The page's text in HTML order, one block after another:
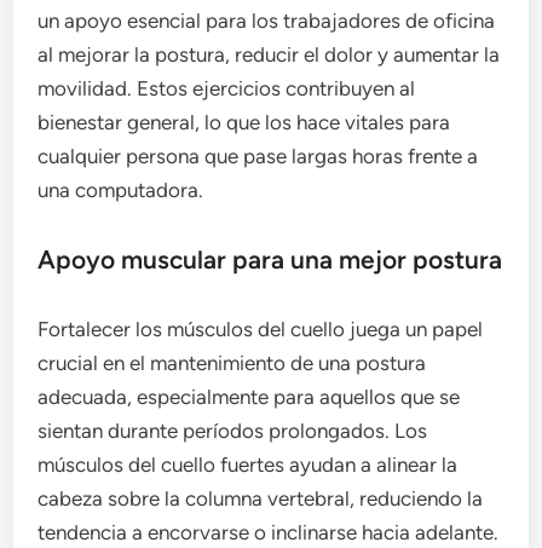
un apoyo esencial para los trabajadores de oficina
al mejorar la postura, reducir el dolor y aumentar la
movilidad. Estos ejercicios contribuyen al
bienestar general, lo que los hace vitales para
cualquier persona que pase largas horas frente a
una computadora.
Apoyo muscular para una mejor postura
Fortalecer los músculos del cuello juega un papel
crucial en el mantenimiento de una postura
adecuada, especialmente para aquellos que se
sientan durante períodos prolongados. Los
músculos del cuello fuertes ayudan a alinear la
cabeza sobre la columna vertebral, reduciendo la
tendencia a encorvarse o inclinarse hacia adelante.